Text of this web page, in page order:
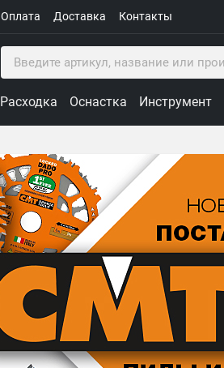
Оплата Доставка Контакты
Расходка Оснастка Инструмент
Технологии